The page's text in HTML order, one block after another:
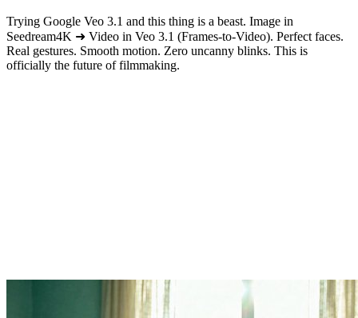
Trying Google Veo 3.1 and this thing is a beast. Image in
Seedream4K ➜ Video in Veo 3.1 (Frames-to-Video). Perfect faces.
Real gestures. Smooth motion. Zero uncanny blinks. This is
officially the future of filmmaking.